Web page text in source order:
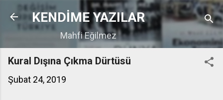
Ana içeriğe atla
KENDİME YAZILAR
Mahfi Eğilmez
Kural Dışına Çıkma Dürtüsü
Şubat 24, 2019